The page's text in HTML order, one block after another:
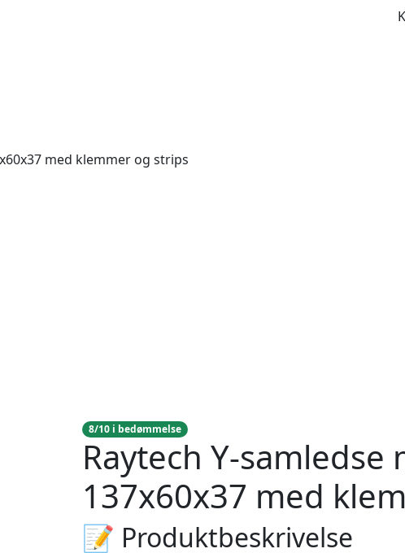
med klemmer og strips
8/10 i bedømmelse
Raytech Y-samledse
137x60x37 med
📝 Produktbeskrivelse